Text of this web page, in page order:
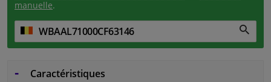
manuelle.
Caractéristiques